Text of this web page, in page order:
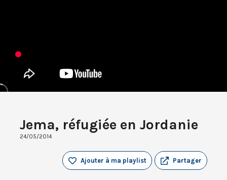
Jema, réfugiée en Jordanie
24/05/2014
Partager
Ajouter à ma playlist